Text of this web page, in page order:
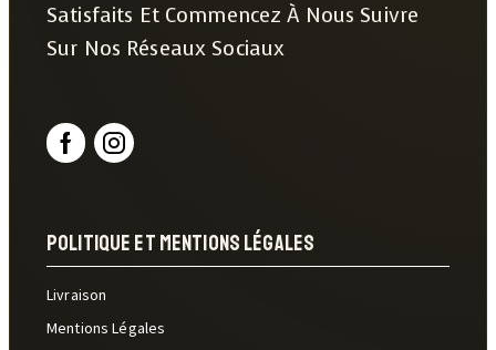
Satisfaits Et Commencez À Nous Suivre
Sur Nos Réseaux Sociaux
Politique Et Mentions Légales
Livraison
Mentions Légales